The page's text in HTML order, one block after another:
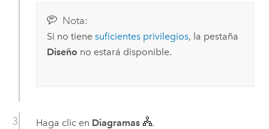
Nota:
Si no tiene suficientes privilegios, la pestaña
Diseño no estará disponible.
Haga clic en Diagramas .